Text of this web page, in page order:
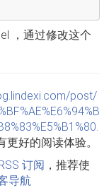
，通过修改这个
post/
好的阅读体验。
订阅 ，推荐使
导航